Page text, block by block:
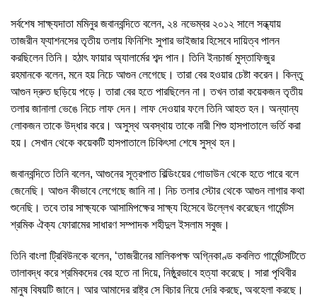
সর্বশেষ সাক্ষ্যদাতা মমিনুর জবানবন্দিতে বলেন, ২৪ নভেম্বর ২০১২ সালে সন্ধ্যায়
তাজরীন ফ্যাশনসের তৃতীয় তলায় ফিনিশিং সুপার ভাইজার হিসেবে দায়িত্ব পালন
করছিলেন তিনি। হঠাৎ ফায়ার অ্যালার্মের শব্দ পান। তিনি ইনচার্জ মুস্তাফিজুর
রহমানকে বলেন, মনে হয় নিচে আগুন লেগেছে। তারা বের হওয়ার চেষ্টা করেন। কিন্তু
আগুন দ্রুত ছড়িয়ে পড়ে। তারা বের হতে পারছিলেন না। তখন তারা কয়েকজন তৃতীয়
তলার জানালা ভেঙে নিচে লাফ দেন। লাফ দেওয়ার ফলে তিনি আহত হন। অন্যান্য
লোকজন তাকে উদ্ধার করে। অসুস্থ অবস্থায় তাকে নারী শিশু হাসপাতালে ভর্তি করা
হয়। সেখান থেকে কয়েকটি হাসপাতালে চিকিৎসা শেষে সুস্থ হন।
জবানবন্দিতে তিনি বলেন, আগুনের সূত্রপাত বিল্ডিংয়ের গোডাউন থেকে হতে পারে বলে
জেনেছি। আগুন কীভাবে লেগেছে জানি না। নিচ তলার স্টোর থেকে আগুন লাগার কথা
শুনেছি। তবে তার সাক্ষ্যকে আসামিপক্ষের সাক্ষ্য হিসেবে উল্লেখ করেছেন গার্মেন্টস
শ্রমিক ঐক্য ফোরামের সাধারণ সম্পাদক শহীদুল ইসলাম সবুজ।
তিনি বাংলা ট্রিবিউনকে বলেন, ‘তাজরীনের মালিকপক্ষ অগ্নিকাণ্ড কবলিত গার্মেন্টসটিতে
তালাবদ্ধ করে শ্রমিকদের বের হতে না দিয়ে, নিষ্ঠুরভাবে হত্যা করেছে। সারা পৃথিবীর
মানুষ বিষয়টি জানে। আর আমাদের রাষ্ট্র সে বিচার নিয়ে দেরি করছে, অবহেলা করছে।